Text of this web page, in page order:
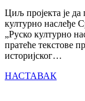
Циљ пројекта је
културно наслеђе
„Руско културно
пратеће текстове
историјског…
НАСТАВАК